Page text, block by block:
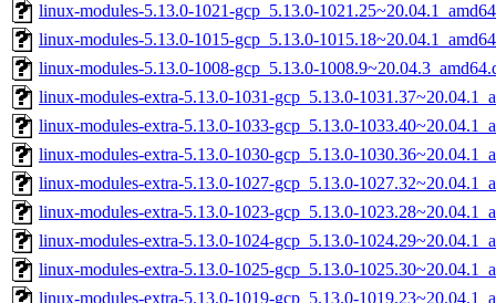
linux-modules-5.13.0-1021-gcp_5.13.0-
linux-modules-5.13.0-1015-gcp_5.13.0-
linux-modules-5.13.0-1008-gcp_5.13.0-
linux-modules-extra-5.13.0-1031-gcp_5.13.0-
linux-modules-extra-5.13.0-1033-gcp_5.13.0-
linux-modules-extra-5.13.0-1030-gcp_5.13.0-
linux-modules-extra-5.13.0-1027-gcp_5.13.0-
linux-modules-extra-5.13.0-1023-gcp_5.13.0-
linux-modules-extra-5.13.0-1024-gcp_5.13.0-
linux-modules-extra-5.13.0-1025-gcp_5.13.0-
linux-modules-extra-5.13.0-1019-gcp_5.13.0-